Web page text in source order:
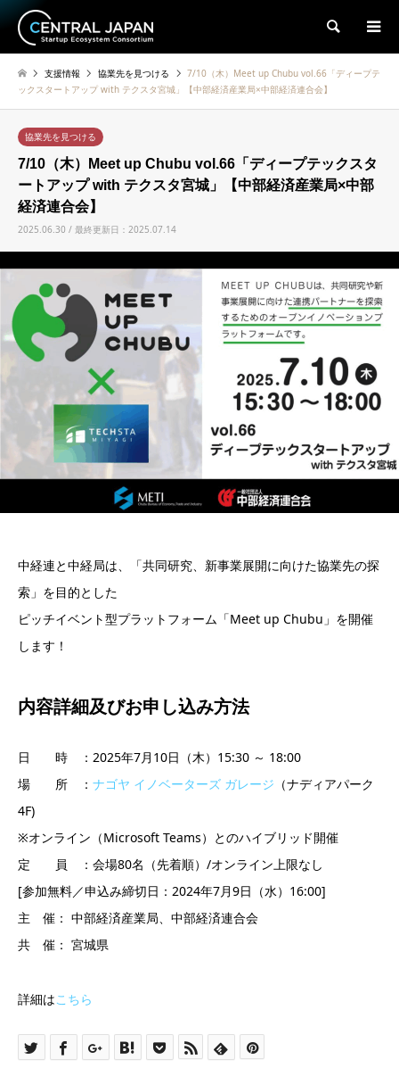
検索
支援情報 協業先を見つける
7/10（木）Meet up Chubu vol.66「ディープテ
ックスタートアップ with テクスタ宮城」【中部経済産業局×中部経済連合会】
協業先を見つける
7/10（木）Meet up Chubu vol.66「ディープテックスタ
ートアップ with テクスタ宮城」【中部経済産業局×中部
経済連合会】
2025.06.30 / 最終更新日：2025.07.14
中経連と中経局は、「共同研究、新事業展開に向けた協業先の探
索」を目的とした
ピッチイベント型プラットフォーム「Meet up Chubu」を開催
します！
内容詳細及びお申し込み方法
日 時 ：2025年7月10日（木）15:30 ～ 18:00
場 所 ： ナゴヤ イノベーターズ ガレージ （ナディアパーク
4F)
※オンライン（Microsoft Teams）とのハイブリッド開催
定 員 ：会場80名（先着順）/オンライン上限なし
[参加無料／申込み締切日：2024年7月9日（水）16:00]
主 催： 中部経済産業局、中部経済連合会
共 催： 宮城県
詳細はこちら